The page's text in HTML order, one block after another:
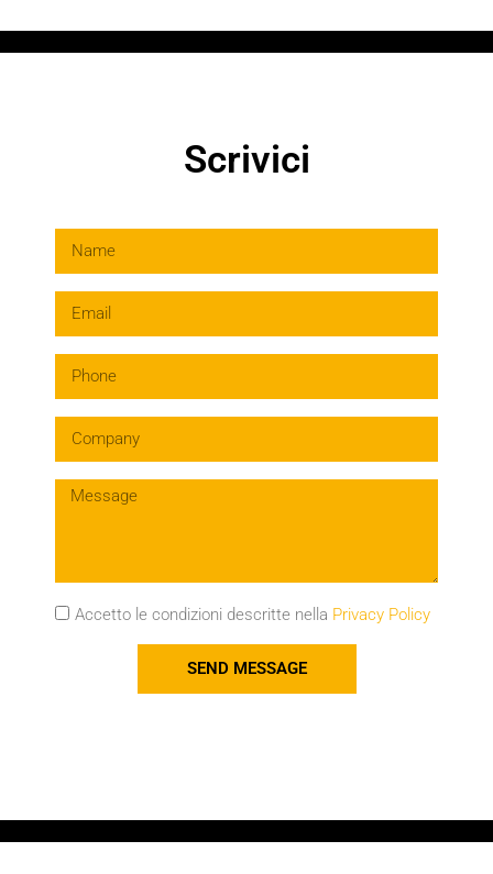
Scrivici
Accetto le condizioni descritte nella Privacy Policy
SEND MESSAGE